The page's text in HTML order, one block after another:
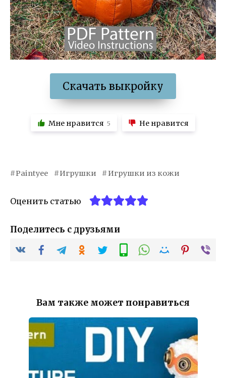
Скачать выкройку
Мне нравится 5 Не нравится
Paintyee Игрушки Игрушки из кожи
Оценить статью
Поделитесь с друзьями
Вам также может понравиться